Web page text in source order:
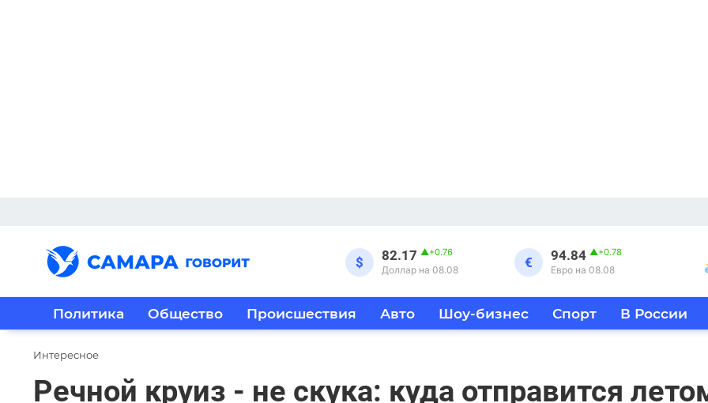
$ 82.17 ▲+0.76
Доллар на 08.08 € 94.84 ▲+0.78
Евро на 08.08
Политика Общество Происшествия Авто Шоу-бизнес Спорт В России
Интересное
Речной круиз - не скука: куда отправится